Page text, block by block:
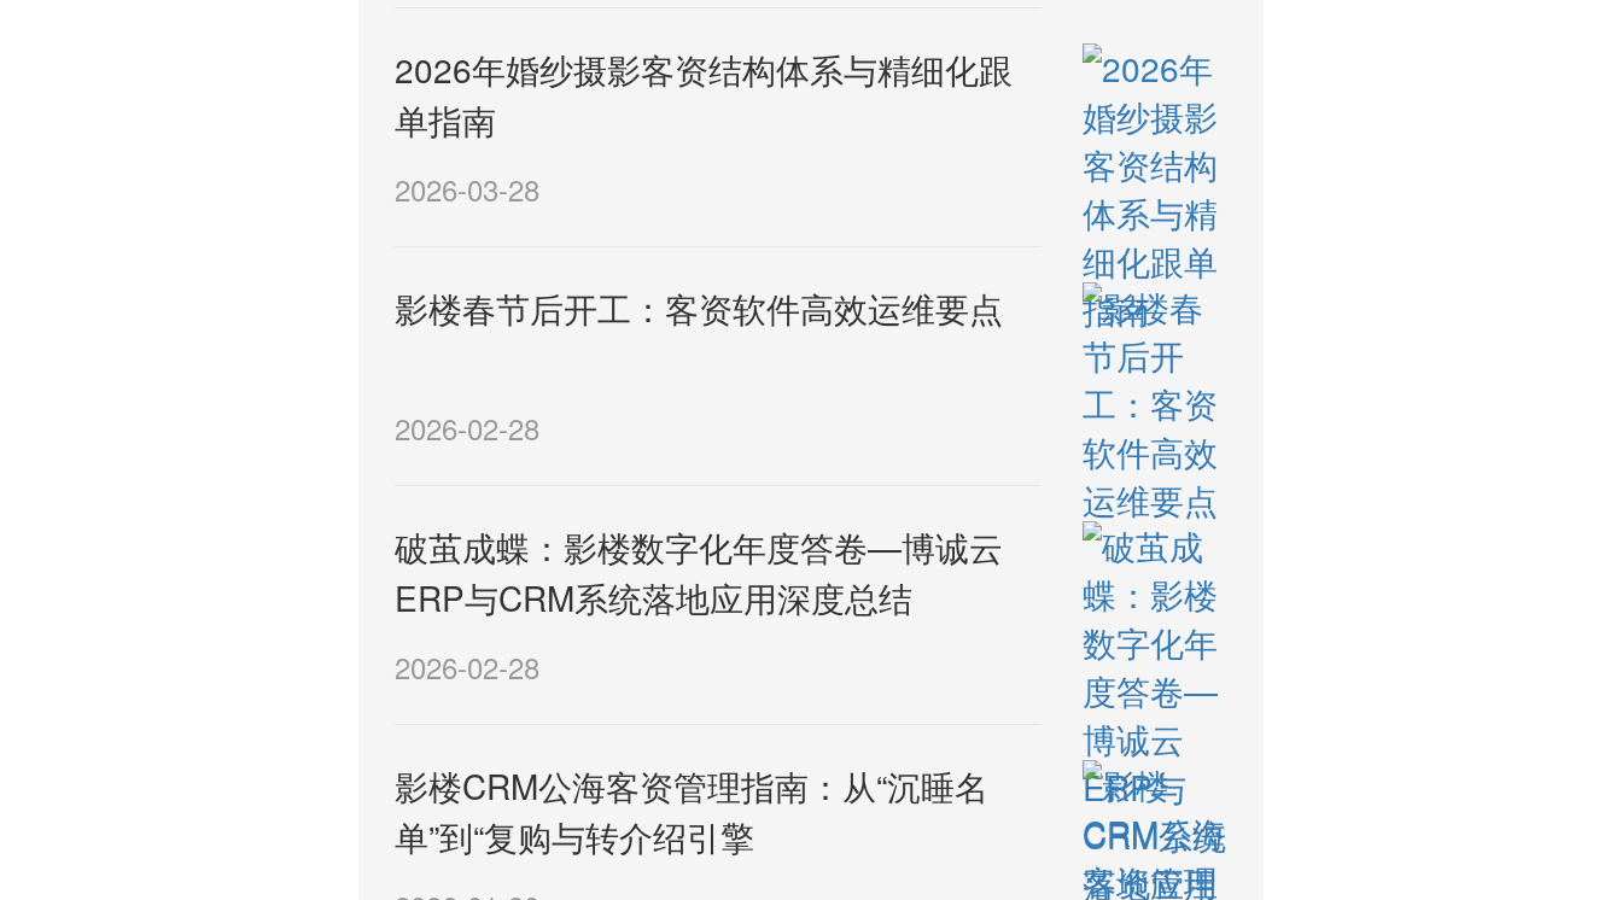
2026年婚纱摄影客资结构体系与精细化跟
单指南
2026-03-28
影楼春节后开工：客资软件高效运维要点
2026-02-28
破茧成蝶：影楼数字化年度答卷—博诚云
ERP与CRM系统落地应用深度总结
2026-02-28
影楼CRM公海客资管理指南：从“沉睡名
单”到“复购与转介绍引擎